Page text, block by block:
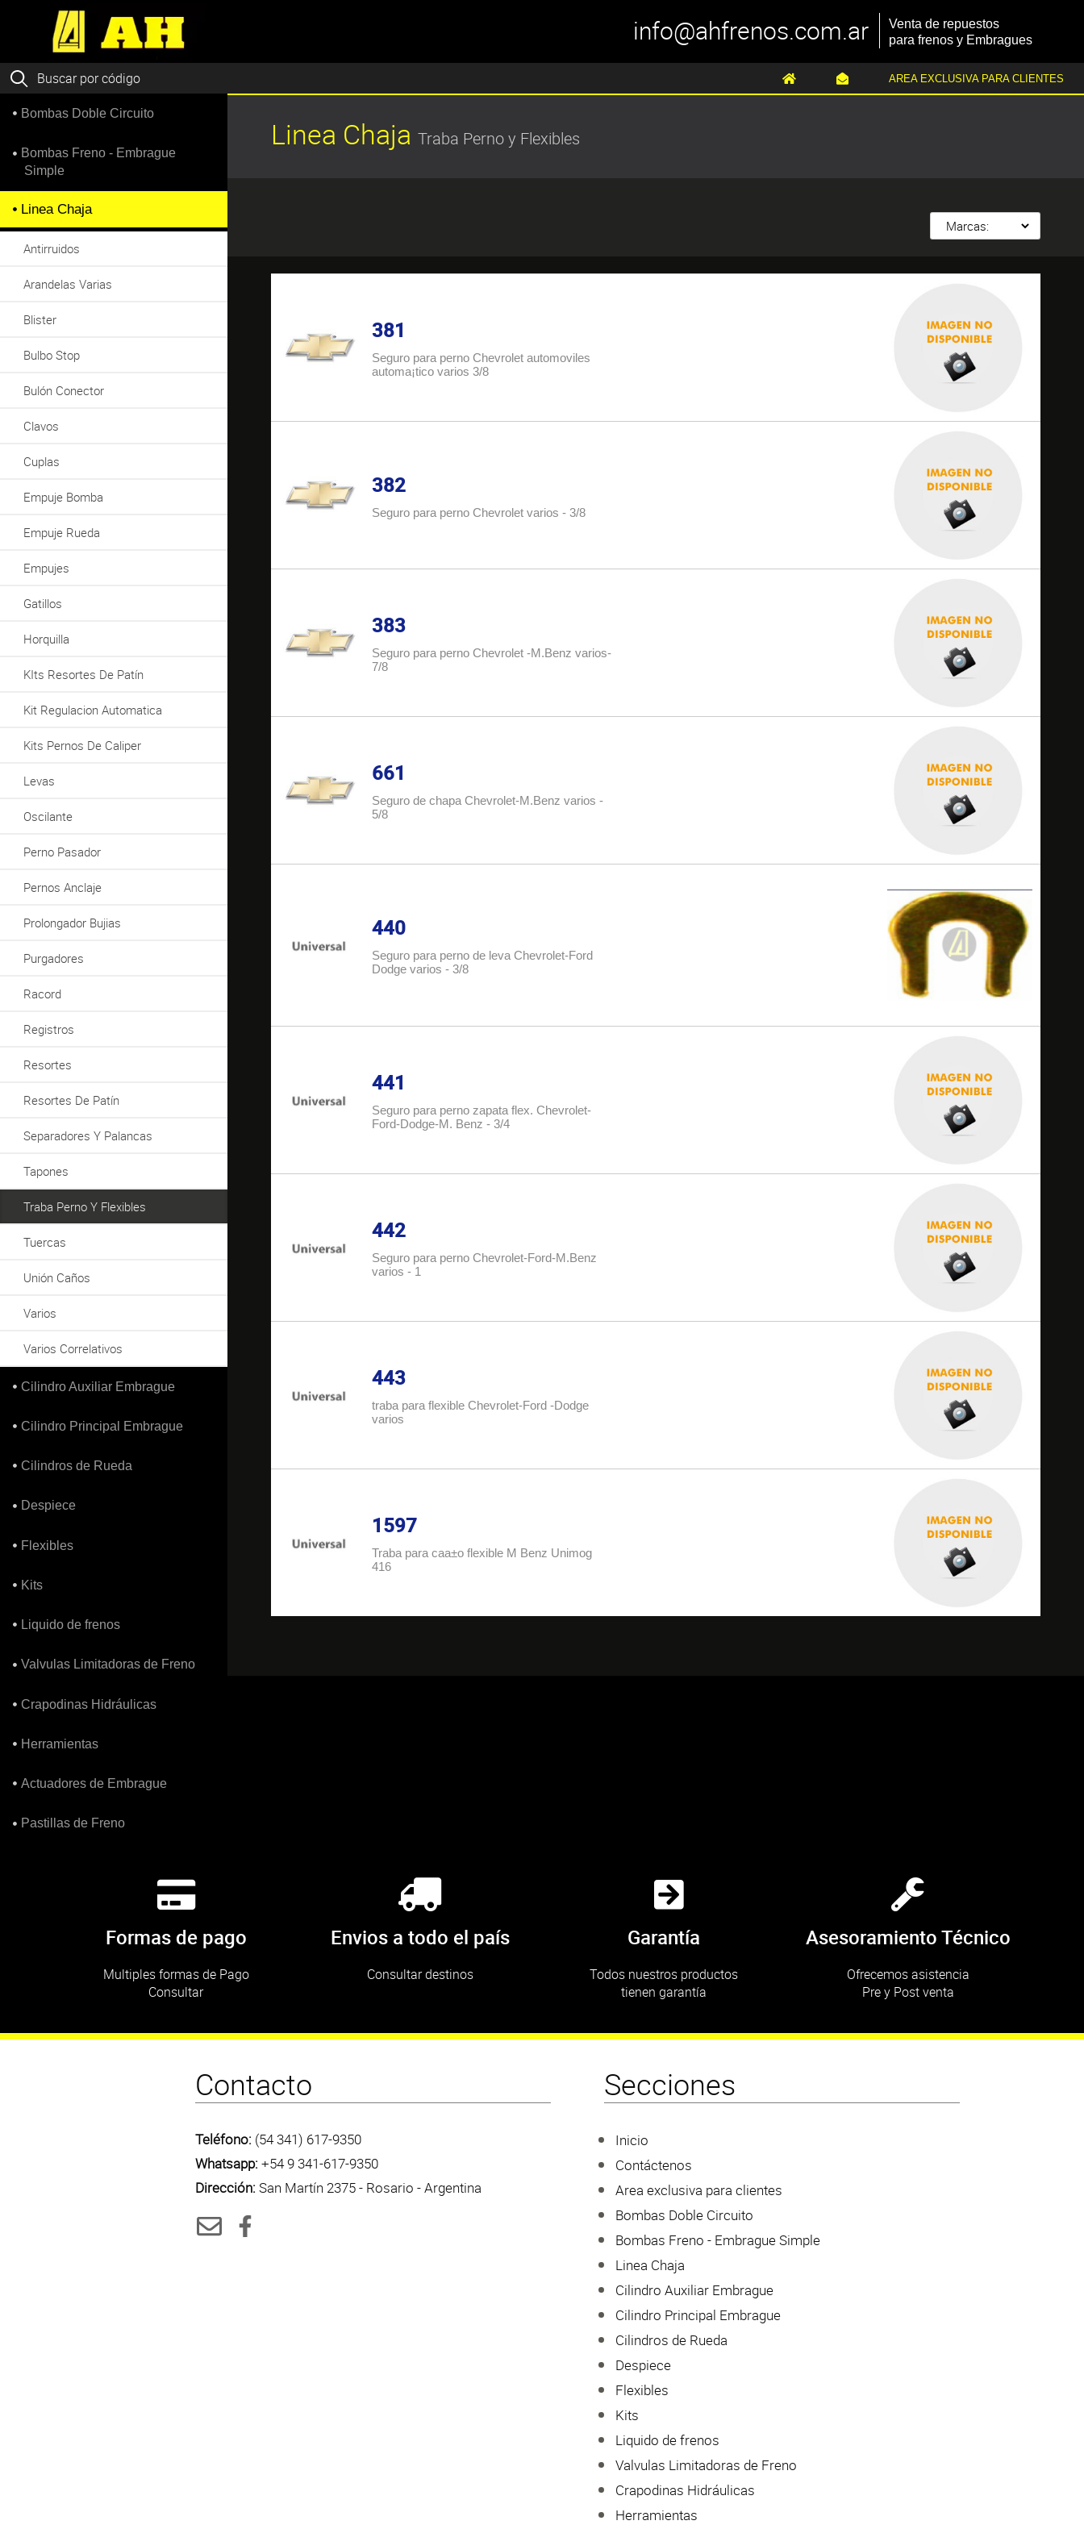
info@ahfrenos.com.ar
Venta de repuestos
para frenos y Embragues
Bombas Doble Circuito
Bombas Freno - Embrague
Simple
Linea Chaja
Antirruidos
Arandelas Varias
Blister
Bulbo Stop
Bulón Conector
Clavos
Cuplas
Empuje Bomba
Empuje Rueda
Empujes
Gatillos
Horquilla
KIts Resortes De Patín
Kit Regulacion Automatica
Kits Pernos De Caliper
Levas
Oscilante
Perno Pasador
Pernos Anclaje
Prolongador Bujias
Purgadores
Racord
Registros
Resortes
Resortes De Patín
Separadores Y Palancas
Tapones
Traba Perno Y Flexibles
Tuercas
Unión Caños
Varios
Varios Correlativos
Cilindro Auxiliar Embrague
Cilindro Principal Embrague
Cilindros de Rueda
Despiece
Flexibles
Kits
Liquido de frenos
Valvulas Limitadoras de Freno
Crapodinas Hidráulicas
Herramientas
Actuadores de Embrague
Pastillas de Freno
AREA EXCLUSIVA PARA CLIENTES
Linea Chaja Traba Perno y Flexibles
381
Seguro para perno Chevrolet automoviles
automa¡tico varios 3/8
382
Seguro para perno Chevrolet varios - 3/8
383
Seguro para perno Chevrolet -M.Benz varios-
7/8
661
Seguro de chapa Chevrolet-M.Benz varios -
5/8
440
Seguro para perno de leva Chevrolet-Ford
Dodge varios - 3/8
441
Seguro para perno zapata flex. Chevrolet-
Ford-Dodge-M. Benz - 3/4
442
Seguro para perno Chevrolet-Ford-M.Benz
varios - 1
443
traba para flexible Chevrolet-Ford -Dodge
varios
1597
Traba para caa±o flexible M Benz Unimog
416
Formas de pago
Multiples formas de Pago
Consultar
Envios a todo el país
Consultar destinos
Garantía
Todos nuestros productos
tienen garantía
Asesoramiento Técnico
Ofrecemos asistencia
Pre y Post venta
Contacto
Teléfono: (54 341) 617-9350
Whatsapp: +54 9 341-617-9350
Dirección: San Martín 2375 - Rosario - Argentina
Secciones
Inicio
Contáctenos
Area exclusiva para clientes
Bombas Doble Circuito
Bombas Freno - Embrague Simple
Linea Chaja
Cilindro Auxiliar Embrague
Cilindro Principal Embrague
Cilindros de Rueda
Despiece
Flexibles
Kits
Liquido de frenos
Valvulas Limitadoras de Freno
Crapodinas Hidráulicas
Herramientas